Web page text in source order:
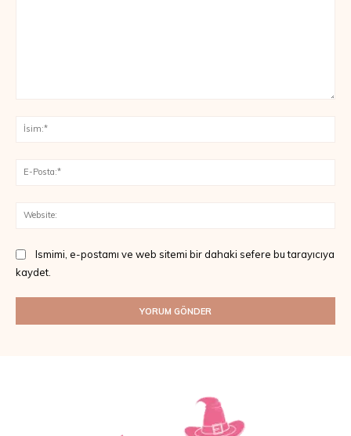
Ismimi, e-postamı ve web sitemi bir dahaki sefere bu tarayıcıya
kaydet.